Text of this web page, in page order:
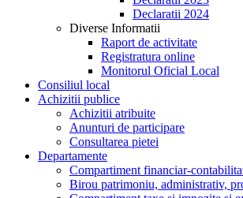
Declaratii 2024
Diverse Informatii
Raport de activitate
Registratura online
Monitorul Oficial Local
Consiliul local
Achizitii publice
Achizitii atribuite
Anunturi de participare
Consultarea pietei
Departamente
Compartiment financiar-
Birou patrimoniu, administrativ,